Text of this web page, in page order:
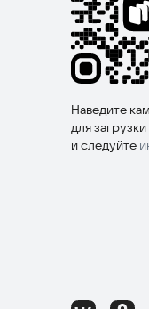
Наведите
для
и следуйте